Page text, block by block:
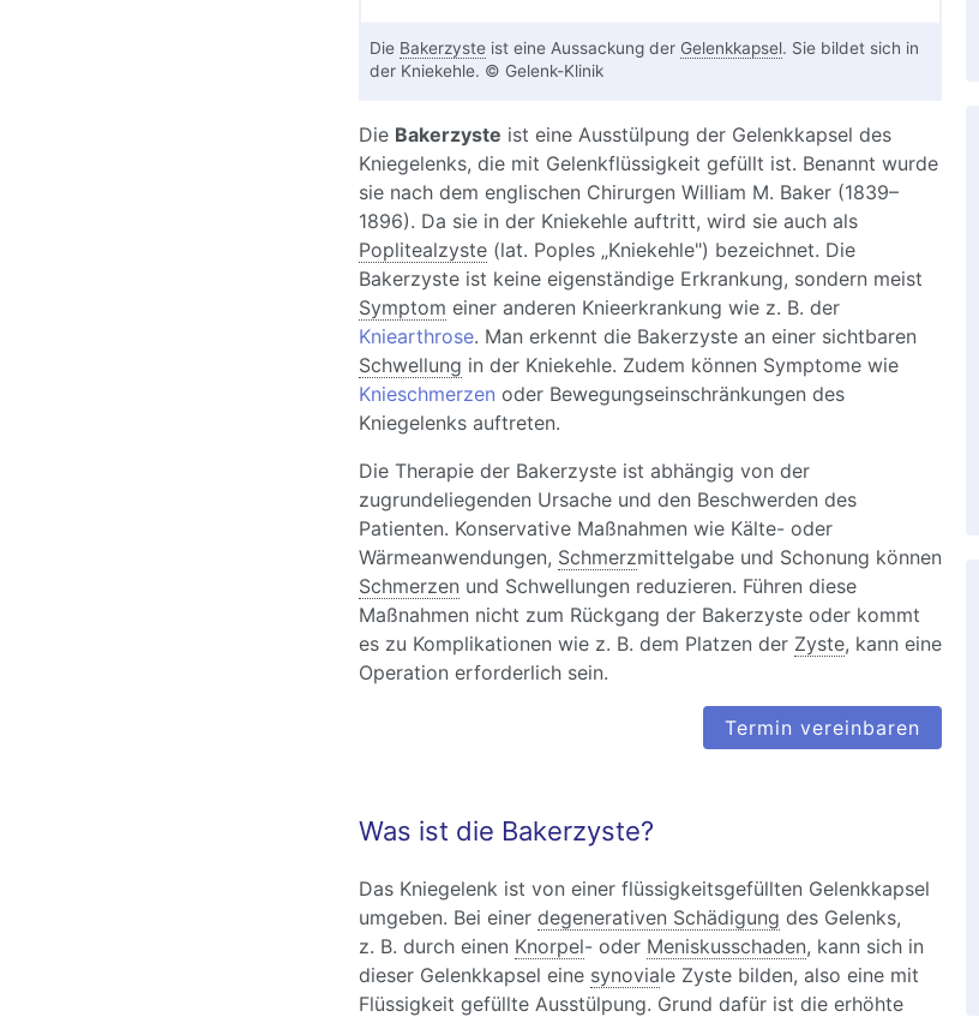
Die Bakerzysteist eine Aussackung der Gelenkkapsel. Sie bildet sich in
der Kniekehle. © Gelenk-Klinik
Die Bakerzyste ist eine Ausstülpung der Gelenkkapsel des
Kniegelenks, die mit Gelenkflüssigkeit gefüllt ist. Benannt wurde
sie nach dem englischen Chirurgen William M. Baker (1839–
1896). Da sie in der Kniekehle auftritt, wird sie auch als
Poplitealzyste(lat. Poples „Kniekehle") bezeichnet. Die
Bakerzyste ist keine eigenständige Erkrankung, sondern meist
Symptom einer anderen Knieerkrankung wie z. B. der
Kniearthrose. Man erkennt die Bakerzyste an einer sichtbaren
Schwellung in der Kniekehle. Zudem können Symptome wie
Knieschmerzen oder Bewegungseinschränkungen des
Kniegelenks auftreten.
Die Therapie der Bakerzyste ist abhängig von der
zugrundeliegenden Ursache und den Beschwerden des
Patienten. Konservative Maßnahmen wie Kälte- oder
Wärmeanwendungen, Schmerzmittelgabe und Schonung können
Schmerzen und Schwellungen reduzieren. Führen diese
Maßnahmen nicht zum Rückgang der Bakerzyste oder kommt
es zu Komplikationen wie z. B. dem Platzen der Zyste, kann eine
Operation erforderlich sein.
Termin vereinbaren
Was ist die Bakerzyste?
Das Kniegelenk ist von einer flüssigkeitsgefüllten Gelenkkapsel
umgeben. Bei einer degenerativen Schädigung des Gelenks,
z. B. durch einen Knorpel- oder Meniskusschaden, kann sich in
dieser Gelenkkapsel eine synoviale Zyste bilden, also eine mit
Flüssigkeit gefüllte Ausstülpung. Grund dafür ist die erhöhte